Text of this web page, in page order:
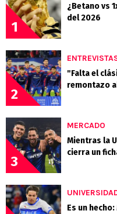
1
¿Betano vs
del 2026
2
"Falta el
remontazo
3
MERCADO
Mientras la
cierra un
Es un